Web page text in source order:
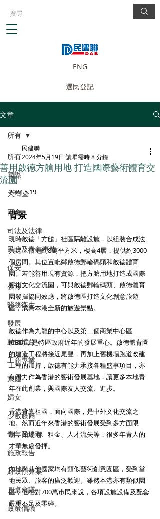
ENG
選民登記
文章
所有
國際
大灣區
兩會
司法及法律
民政及青年事務
保安
教育
醫務衛生
發展
動物權益
工商專業
家庭
婦女
少數族裔
青年民建聯
施政報告
財政預算案
圓桌會議
政策倡議
所有
善用啟德方艙用地 打造國際藝術體育交
流園
民建聯
2024年5月19日 讀畢需時 8 分鐘
2024.5.19
背景
現時啟德「方艙」社區隔離設施，以組裝合成法
興建，佔地約8萬平方米，樓高4層，提供約3000
個房間。其位置毗鄰啟德郵輪碼頭和啟德體育
園。若能善用現有資源，把方艙用地打造成國際
藝術文化交流園，可與啟德郵輪碼頭、啟德體育
園發揮協同效應，將啟德區打造文化創意旅遊
區，成為本港全新的旅遊景點。
啟德作為九龍的中心以及第二個商業中心區
(CBD)，是特區政府近年的發展重心。啟德體育園
的建造工程將接近尾聲，再加上舊機場跑道改建
工程的加持，啟德有能力承接各種盛事項目，亦
有潛力作為香港的藝術發展基地，讓更多本地青
年在此創業，與國際友人交流、進步。
香港背靠祖國，面向國際，是中外文化交流之
地。然而近年來香港的藝術發展受到多方面限
制，如場地、租金、人才流失等，很多年青人的
才華無處發揮。
內地與其他國家均有類似藝術創意園區，受到當
地民眾、旅客的廣泛歡迎。雖然本港亦有類似園
區，但相對700萬市民來說，各項設施設備及配套
嚴重不足及零碎。